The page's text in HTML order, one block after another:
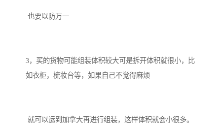
也要以防万一
3，买的货物可能组装体积较大可是拆开体积就很小，比
如衣柜，梳妆台等，如果自己不觉得麻烦
就可以运到加拿大再进行组装，这样体积就会小很多。